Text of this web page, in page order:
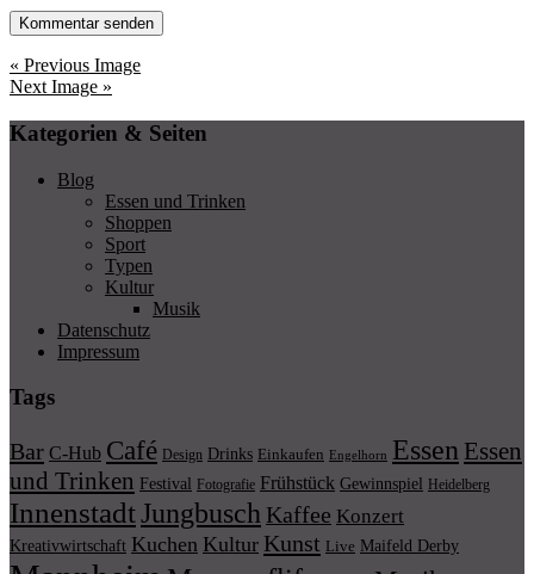
« Previous Image
Next Image »
Kategorien & Seiten
Blog
Essen und Trinken
Shoppen
Sport
Typen
Kultur
Musik
Datenschutz
Impressum
Tags
Bar C-Hub Café Design Drinks Einkaufen Engelhorn Essen Essen
und Trinken Festival Fotografie Frühstück Gewinnspiel Heidelberg
InnenstadtJungbusch Kaffee Konzert
Kreativwirtschaft Kuchen Kultur Kunst Live Maifeld Derby